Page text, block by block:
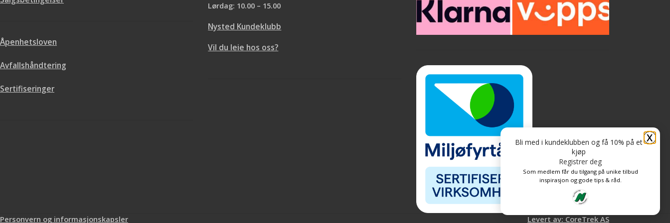
forårsaket av blåved, rust, alkohol, damp,
blekk, ringmerker, fuktskjolder m.m.
Ypperlig til å fjerne skjolder fra Jernvitrol
på fjell/vinduer Fjerning av gule vannlinjer
Åpenhetsloven
Avfallshåndtering
Sertifiseringer
Lørdag: 10.00 – 15.00
Nysted Kundeklubb
Vil du leie hos oss?
Personvern og informasjonskapsler Levert av: CoreTrek AS
X
Bli med i kundeklubben og få 10% på et
kjøp
Registrer deg
Som medlem får du tilgang på unike tilbud
inspirasjon og gode tips & råd.